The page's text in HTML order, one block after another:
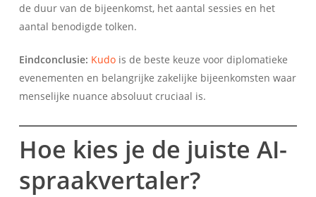
de duur van de bijeenkomst, het aantal sessies en het
aantal benodigde tolken.
Eindconclusie: Kudois de beste keuze voor diplomatieke
evenementen en belangrijke zakelijke bijeenkomsten waar
menselijke nuance absoluut cruciaal is.
Hoe kies je de juiste AI-
spraakvertaler?